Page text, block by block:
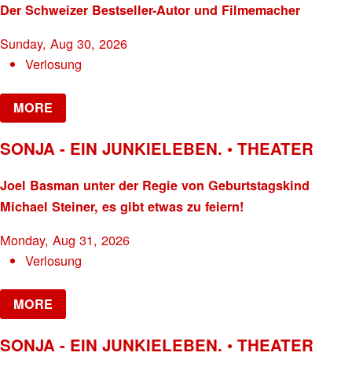
Der Schweizer Bestseller-Autor und Filmemacher
Sunday, Aug 30, 2026
Verlosung
MORE
SONJA - EIN JUNKIELEBEN. • THEATER
Joel Basman unter der Regie von Geburtstagskind
Michael Steiner, es gibt etwas zu feiern!
Monday, Aug 31, 2026
Verlosung
MORE
SONJA - EIN JUNKIELEBEN. • THEATER